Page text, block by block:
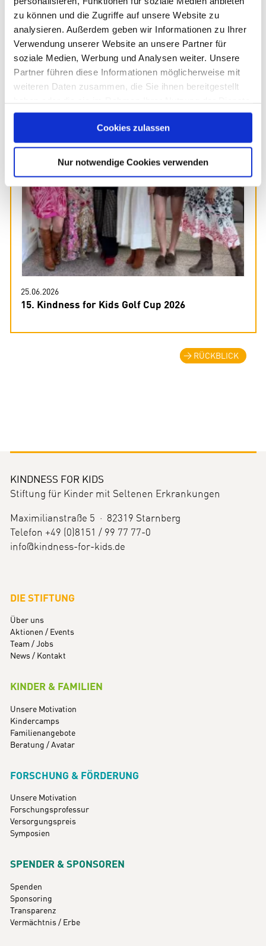
zu können und die Zugriffe auf unsere Website zu
analysieren. Außerdem geben wir Informationen zu Ihrer
Verwendung unserer Website an unsere Partner für
soziale Medien, Werbung und Analysen weiter. Unsere
Partner führen diese Informationen möglicherweise mit
weiteren Daten zusammen, die Sie ihnen bereitgestellt
gesammelt haben. Sie geben Einwilligung zu unseren
Cookies, wenn Sie unsere Webseite weiterhin nutzen.
Cookies zulassen
Nur notwendige Cookies verwenden
News Previous
Next
25.06.2026
15. Kindness for Kids Golf Cup 2026
RÜCKBLICK
KINDNESS FOR KIDS
Stiftung für Kinder mit Seltenen Erkrankungen
Maximilianstraße 5 · 82319 Starnberg
Telefon +49 (0)8151 / 99 77 77-0
info@kindness-for-kids.de
DIE STIFTUNG
Über uns
Aktionen / Events
Team / Jobs
News / Kontakt
KINDER & FAMILIEN
Unsere Motivation
Kindercamps
Familienangebote
Beratung / Avatar
FORSCHUNG & FÖRDERUNG
Unsere Motivation
Forschungsprofessur
Versorgungspreis
Symposien
SPENDER & SPONSOREN
Spenden
Sponsoring
Transparenz
Vermächtnis / Erbe